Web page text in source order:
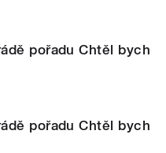
pořadu Chtěl bych
pořadu Chtěl bych